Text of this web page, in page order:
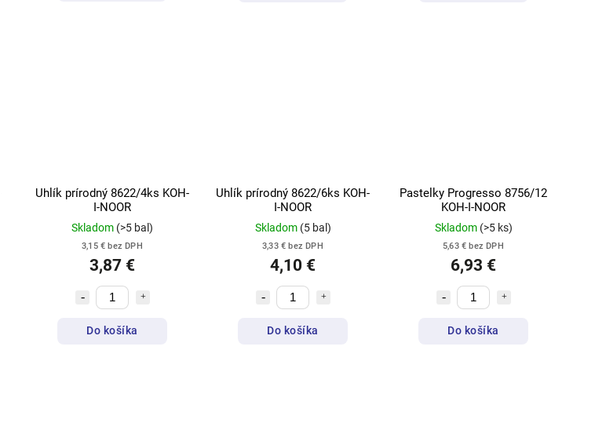
Uhlík prírodný 8622/4ks KOH-
I-NOOR
Skladom (>5 bal)
3,15 € bez DPH
3,87 €
Do košíka
Uhlík prírodný 8622/6ks KOH-
I-NOOR
Skladom (5 bal)
3,33 € bez DPH
4,10 €
Do košíka
Pastelky Progresso 8756/12
KOH-I-NOOR
Skladom (>5 ks)
5,63 € bez DPH
6,93 €
Do košíka